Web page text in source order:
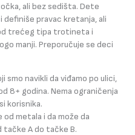
ali bez sedišta. Dete
pravac kretanja, ali
trećeg tipa trotineta i
manji. Preporučuje se deci
smo navikli da viđamo po ulici,
8+ godina. Nema ograničenja
korisnika.
metala i da može da
A do tačke B.